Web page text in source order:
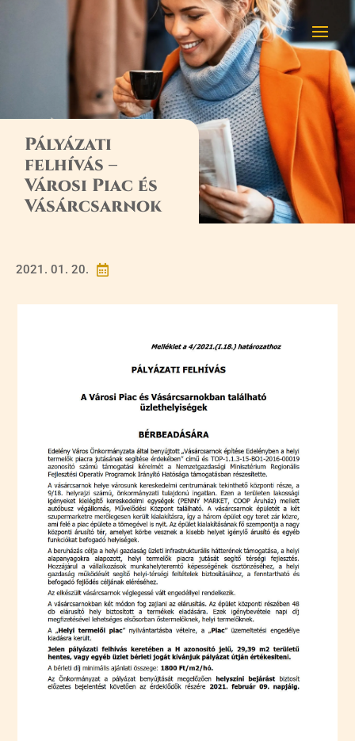
Pályázati
felhívás –
Városi Piac és
Vásárcsarnok

2021. 01. 20.